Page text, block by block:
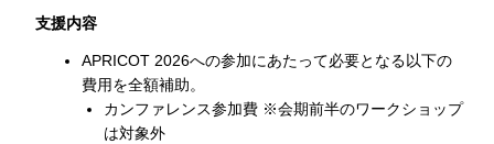
支援内容
APRICOT 2026への参加にあたって必要となる以下の
費用を全額補助。
カンファレンス参加費 ※会期前半のワークショップ
は対象外